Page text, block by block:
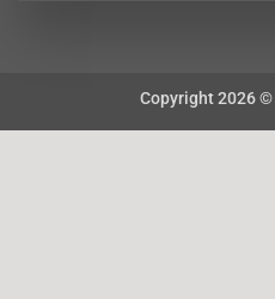
Copyright 2026 ©